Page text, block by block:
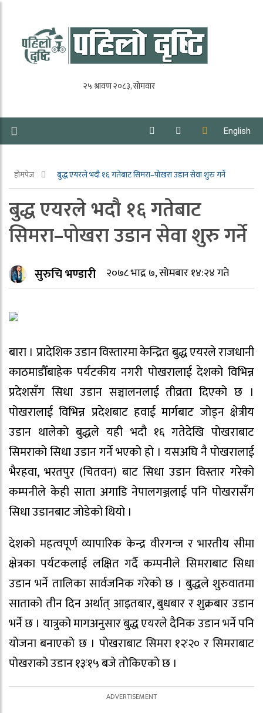
English
होमपेज बुद्ध एयरले भदौ १६ गतेबाट सिमरा–पोखरा उडान सेवा शुरु गर्ने
बुद्ध एयरले भदौ १६ गतेबाट
सिमरा–पोखरा उडान सेवा शुरु गर्ने
सुरुचि भण्डारी २०७८ भाद्र ७, सोमबार १४:२४ गते
बारा । प्रादेशिक उडान विस्तारमा केन्द्रित बुद्ध एयरले राजधानी
काठमाडौँबाहेक पर्यटकीय नगरी पोखरालाई देशको विभिन्न
प्रदेशसँग सिधा उडान सञ्चालनलाई तीव्रता दिएको छ ।
पोखरालाई विभिन्न प्रदेशबाट हवाई मार्गबाट जोड्न क्षेत्रीय
उडान थालेको बुद्धले यही भदौ १६ गतेदेखि पोखराबाट
सिमराको सिधा उडान गर्ने भएको हो । यसअघि नै पोखरालाई
भैरहवा, भरतपुर (चितवन) बाट सिधा उडान विस्तार गरेको
कम्पनीले केही साता अगाडि नेपालगञ्जलाई पनि पोखरासँग
सिधा उडानबाट जोडेको थियो ।
देशको महत्वपूर्ण व्यापारिक केन्द्र वीरगन्ज र भारतीय सीमा
क्षेत्रका पर्यटकलाई लक्षित गर्दै कम्पनीले सिमराबाट सिधा
उडान भर्ने तालिका सार्वजनिक गरेको छ । बुद्धले शुरुवातमा
साताको तीन दिन अर्थात् आइतबार, बुधबार र शुक्रबार उडान
भर्ने छ । यात्रुको मागअनुसार बुद्ध एयरले दैनिक उडान भर्ने पनि
योजना बनाएको छ । पोखराबाट सिमरा १२ः२० र सिमराबाट
पोखराको उडान १३ः१५ बजे तोकिएको छ ।